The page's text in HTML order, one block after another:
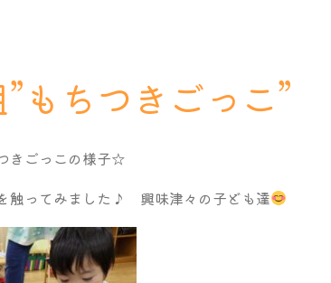
もちつきごっこ”
きごっこの様子☆
触ってみました♪ 興味津々の子ども達